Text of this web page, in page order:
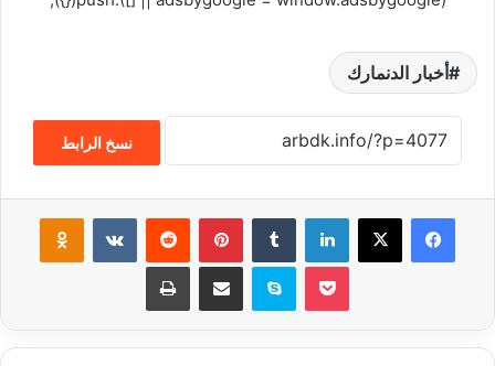
أخبار الدنمارك
نسخ الرابط
فيسبوك لينكدإن بينتيريست
سكايب